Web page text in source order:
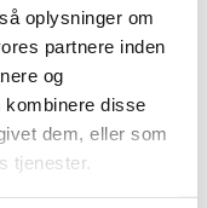
oplysninger om
partnere inden
og
kombinere disse
dem, eller som
tjenester.
tilskud
i fyldt
i fyldt pen…
af